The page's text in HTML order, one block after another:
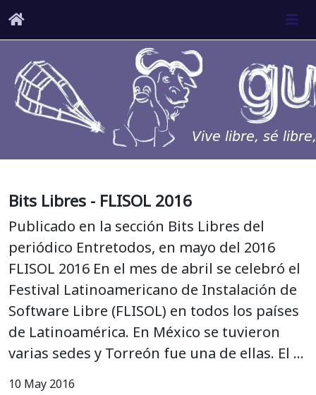
Bits Libres - FLISOL 2016
Publicado en la sección Bits Libres del
periódico Entretodos, en mayo del 2016
FLISOL 2016 En el mes de abril se celebró el
Festival Latinoamericano de Instalación de
Software Libre (FLISOL) en todos los países
de Latinoamérica. En México se tuvieron
varias sedes y Torreón fue una de ellas. El …
10 May 2016